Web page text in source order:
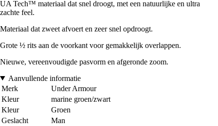
UA Tech™ materiaal dat snel droogt, met een natuurlijke en ultra
zachte feel.
Materiaal dat zweet afvoert en zeer snel opdroogt.
Grote ½ rits aan de voorkant voor gemakkelijk overlappen.
Nieuwe, vereenvoudigde pasvorm en afgeronde zoom.
Aanvullende informatie
Merk
Under Armour
Kleur
marine groen/zwart
Kleur
Groen
Geslacht
Man